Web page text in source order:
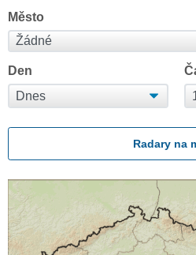
Město
Den
Radary na